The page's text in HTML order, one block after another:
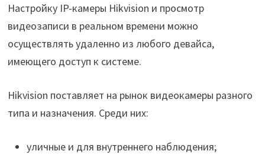
Настройку IP-камеры Hikvision и просмотр
видеозаписи в реальном времени можно
осуществлять удаленно из любого девайса,
имеющего доступ к системе.
Hikvision поставляет на рынок видеокамеры разного
типа и назначения. Среди них:
уличные и для внутреннего наблюдения;